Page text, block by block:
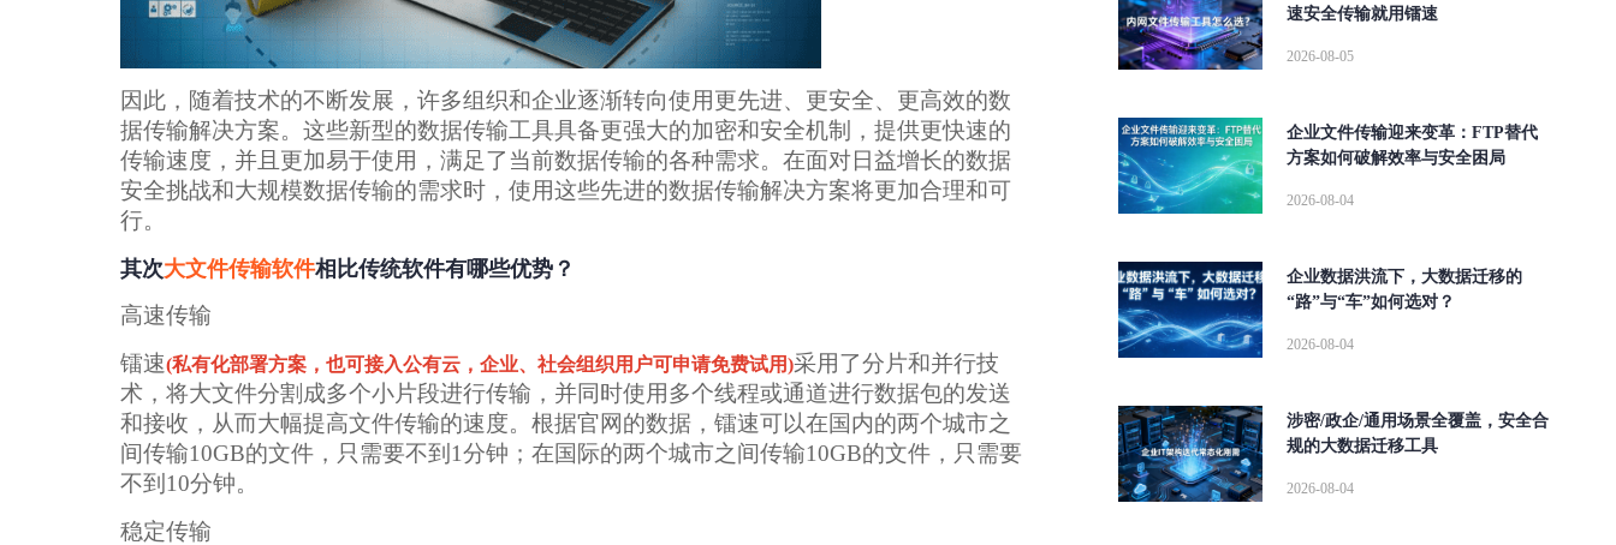
因此，随着技术的不断发展，许多组织和企业逐渐转向使用更先进、更安全、更高效的数
据传输解决方案。这些新型的数据传输工具具备更强大的加密和安全机制，提供更快速的
传输速度，并且更加易于使用，满足了当前数据传输的各种需求。在面对日益增长的数据
安全挑战和大规模数据传输的需求时，使用这些先进的数据传输解决方案将更加合理和可
行。
其次大文件传输软件相比传统软件有哪些优势？
高速传输
镭速(私有化部署方案，也可接入公有云，企业、社会组织用户可申请免费试用)采用了分片和并行技
术，将大文件分割成多个小片段进行传输，并同时使用多个线程或通道进行数据包的发送
和接收，从而大幅提高文件传输的速度。根据官网的数据，镭速可以在国内的两个城市之
间传输10GB的文件，只需要不到1分钟；在国际的两个城市之间传输10GB的文件，只需要
不到10分钟。
稳定传输
速安全传输就用镭速
2026-08-05
企业文件传输迎来变革：FTP替代
方案如何破解效率与安全困局
2026-08-04
企业数据洪流下，大数据迁移的
“路”与“车”如何选对？
2026-08-04
涉密/政企/通用场景全覆盖，安全合
规的大数据迁移工具
2026-08-04